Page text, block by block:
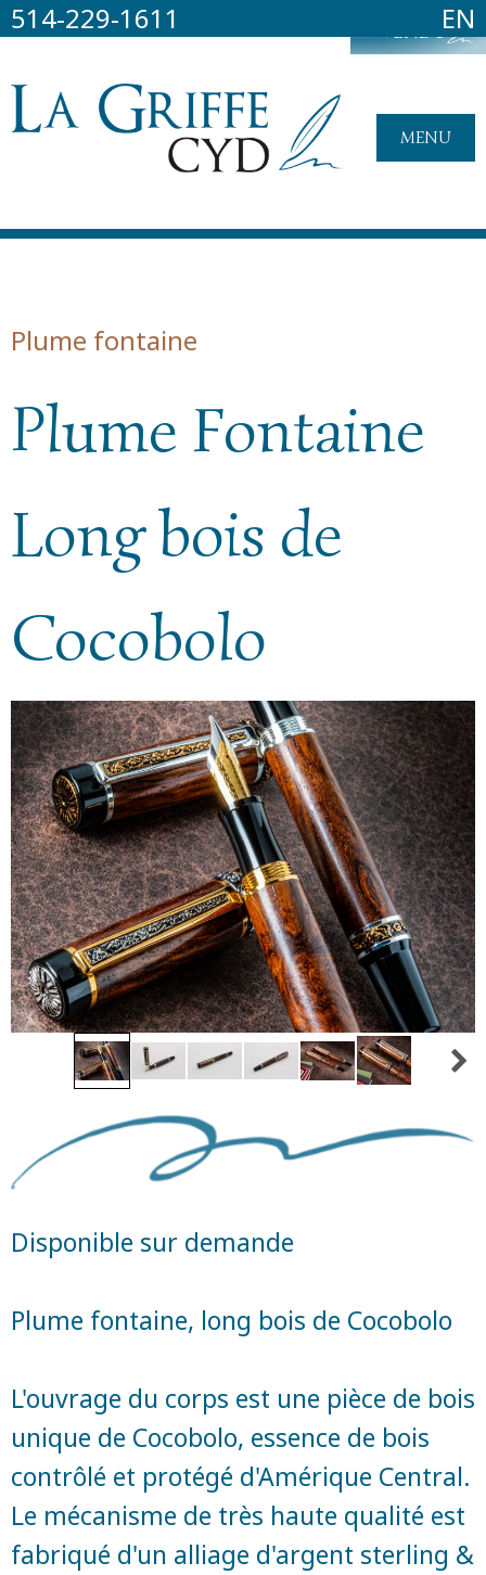
514-229-1611 EN
MENU
Plume fontaine
Plume Fontaine
Long bois de
Cocobolo
VENDU
Disponible sur demande
Plume fontaine, long bois de Cocobolo
L'ouvrage du corps est une pièce de bois
unique de Cocobolo, essence de bois
contrôlé et protégé d'Amérique Central.
Le mécanisme de très haute qualité est
fabriqué d'un alliage d'argent sterling &